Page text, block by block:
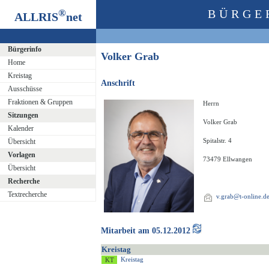
ALLRIS®net
Bürgerinfo
Home
Kreistag
Ausschüsse
Fraktionen & Gruppen
Sitzungen
Kalender
Übersicht
Vorlagen
Übersicht
Recherche
Textrecherche
Volker Grab
Anschrift
Herrn
Volker Grab
Spitalstr. 4
73479 Ellwangen
v.grab@t-online.de
Mitarbeit am 05.12.2012
Kreistag
Kreistag